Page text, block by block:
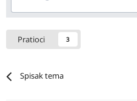
Pratioci 3
Spisak tema